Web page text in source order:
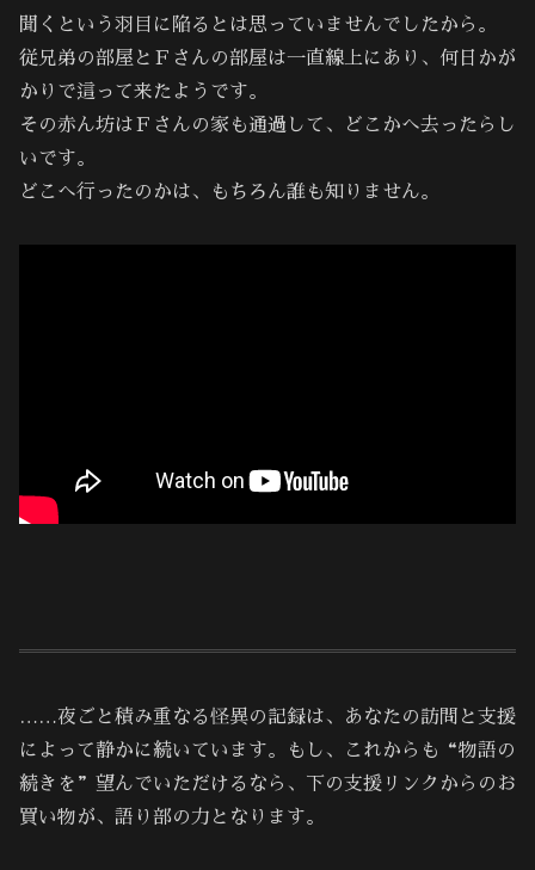
聞くという羽目に陥るとは思っていませんでしたから。
従兄弟の部屋とＦさんの部屋は一直線上にあり、何日かが
かりで這って来たようです。
その赤ん坊はＦさんの家も通過して、どこかへ去ったらし
いです。
どこへ行ったのかは、もちろん誰も知りません。
……夜ごと積み重なる怪異の記録は、あなたの訪問と支援
によって静かに続いています。もし、これからも“物語の
続きを”望んでいただけるなら、下の支援リンクからのお
買い物が、語り部の力となります。